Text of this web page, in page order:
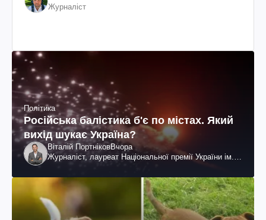
Журналіст
Політика
Російська балістика б'є по містах. Який
вихід шукає Україна?
Віталій ПортніковВчора
Журналіст, лауреат Національної премії України ім.